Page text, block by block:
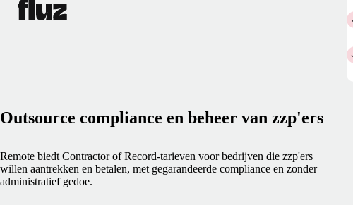
Outsource compliance en beheer van zzp'ers
Remote biedt Contractor of Record-tarieven voor bedrijven die zzp'ers
willen aantrekken en betalen, met gegarandeerde compliance en zonder
administratief gedoe.